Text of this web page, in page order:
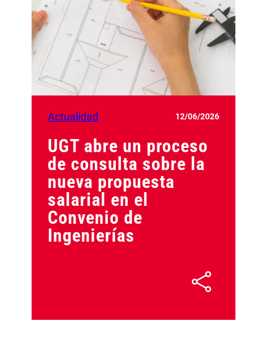
Actualidad 12/06/2026
UGT abre un proceso
de consulta sobre la
nueva propuesta
salarial en el
Convenio de
Ingenierías